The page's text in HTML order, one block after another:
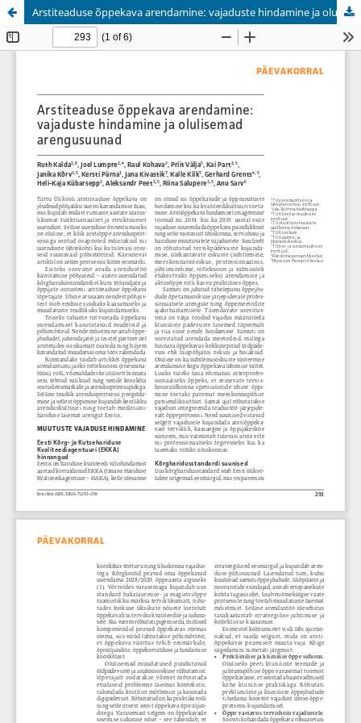
Arstiteaduse õppekava arendamine: vajaduste hindamine ja olulisemad arengusuunad